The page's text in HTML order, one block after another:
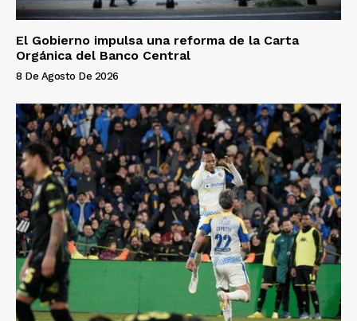
El Gobierno impulsa una reforma de la Carta
Orgánica del Banco Central
8 De Agosto De 2026